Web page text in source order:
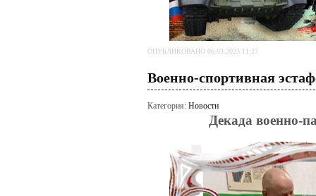
ОПУБЛИКОВАНО 06.03.2023 11:27
Военно-спортивная
Категория: Новости
Декада военно-